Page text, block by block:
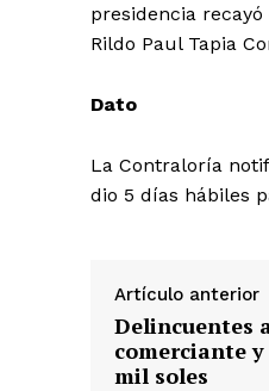
presidencia
Rildo Paul Tapia
Dato
La Contraloría
dio 5 días hábiles
Artículo anterior
Delincuentes
comerciante y
mil soles